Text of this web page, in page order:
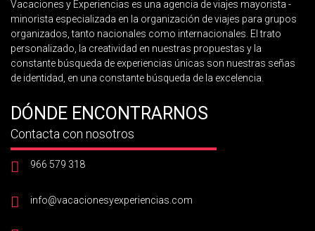
Vacaciones y Experiencias es una agencia de viajes mayorista -
minorista especializada en la organización de viajes para grupos
organizados, tanto nacionales como internacionales. El trato
personalizado, la creatividad en nuestras propuestas y la
constante búsqueda de experiencias únicas son nuestras señas
de identidad, en una constante búsqueda de la excelencia.
DÓNDE ENCONTRARNOS
Contacta con nosotros
966 579 318
info@vacacionesyexperiencias.com